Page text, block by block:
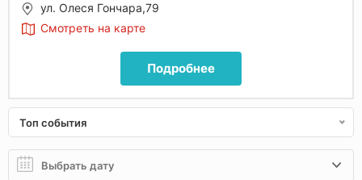
ул. Олеся Гончара,79
Смотреть на карте
Подробнее
Топ события